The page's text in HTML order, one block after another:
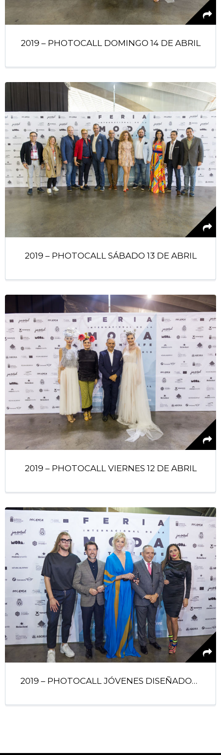
2019 – PHOTOCALL DOMINGO 14 DE ABRIL
2019 – PHOTOCALL SÁBADO 13 DE ABRIL
2019 – PHOTOCALL VIERNES 12 DE ABRIL
2019 – PHOTOCALL JÓVENES DISEÑADORES JUEVES